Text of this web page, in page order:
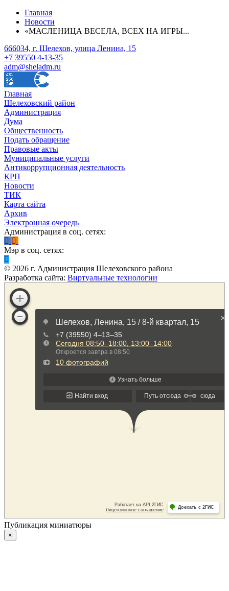
Главная
Новости
«МАСЛЕНИЦА ВЕСЕЛА, ВСЕХ НА ИГРЫ...
666034, г. Шелехов, улица Ленина, 15
+7 39550 4-13-35
adm@sheladm.ru
Главная
Шелеховский район
Администрация
Дума
Общественность
Подать обращение
Правовые акты
Муниципальные услуги
Антикоррупционная деятельность
КРП
Новости
ТИК
Карта сайта
Архив
Электронная очередь
Администрация в соц. сетях:
Мэр в соц. сетях:
© 2026 г. Администрация Шелеховского района
Разработка сайта: Виртуальные технологии
Публикация миниатюры
×